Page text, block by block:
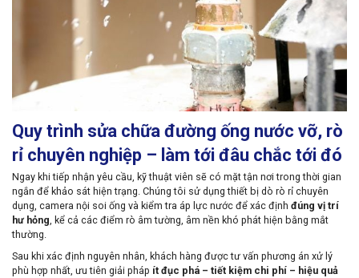
Quy trình sửa chữa đường ống nước vỡ, rò
rỉ chuyên nghiệp – làm tới đâu chắc tới đó
Ngay khi tiếp nhận yêu cầu, kỹ thuật viên sẽ có mặt tận nơi trong thời gian
ngắn để khảo sát hiện trạng. Chúng tôi sử dụng thiết bị dò rò rỉ chuyên
dụng, camera nội soi ống và kiểm tra áp lực nước để xác định đúng vị trí
hư hỏng, kể cả các điểm rò âm tường, âm nền khó phát hiện bằng mắt
thường.
Sau khi xác định nguyên nhân, khách hàng được tư vấn phương án xử lý
phù hợp nhất, ưu tiên giải pháp ít đục phá – tiết kiệm chi phí – hiệu quả